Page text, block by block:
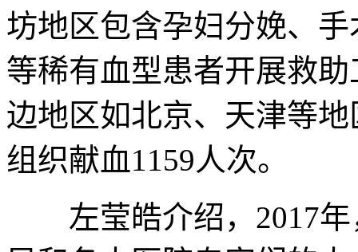
坊地区包含孕妇分娩、
等稀有血型患者开展救
边地区如北京、天津等
组织献血1159人次。
左莹皓介绍，2017年